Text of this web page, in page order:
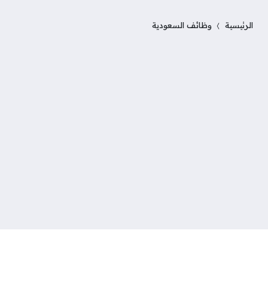
الرئيسية وظائف السعودية